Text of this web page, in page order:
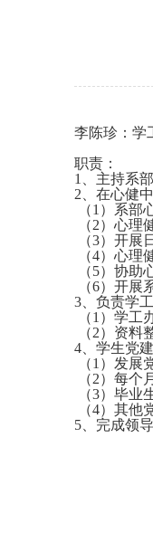
李陈珍：学
职责：
1、主持系
2、在心健
（1）系部
（2）心理
（3）开展
（4）心理
（5）协助
（6）开展
3、负责学
（1）学工
（2）资料
4、学生党建
（1）发展
（2）每个
（3）毕业
（4）其他
5、完成领